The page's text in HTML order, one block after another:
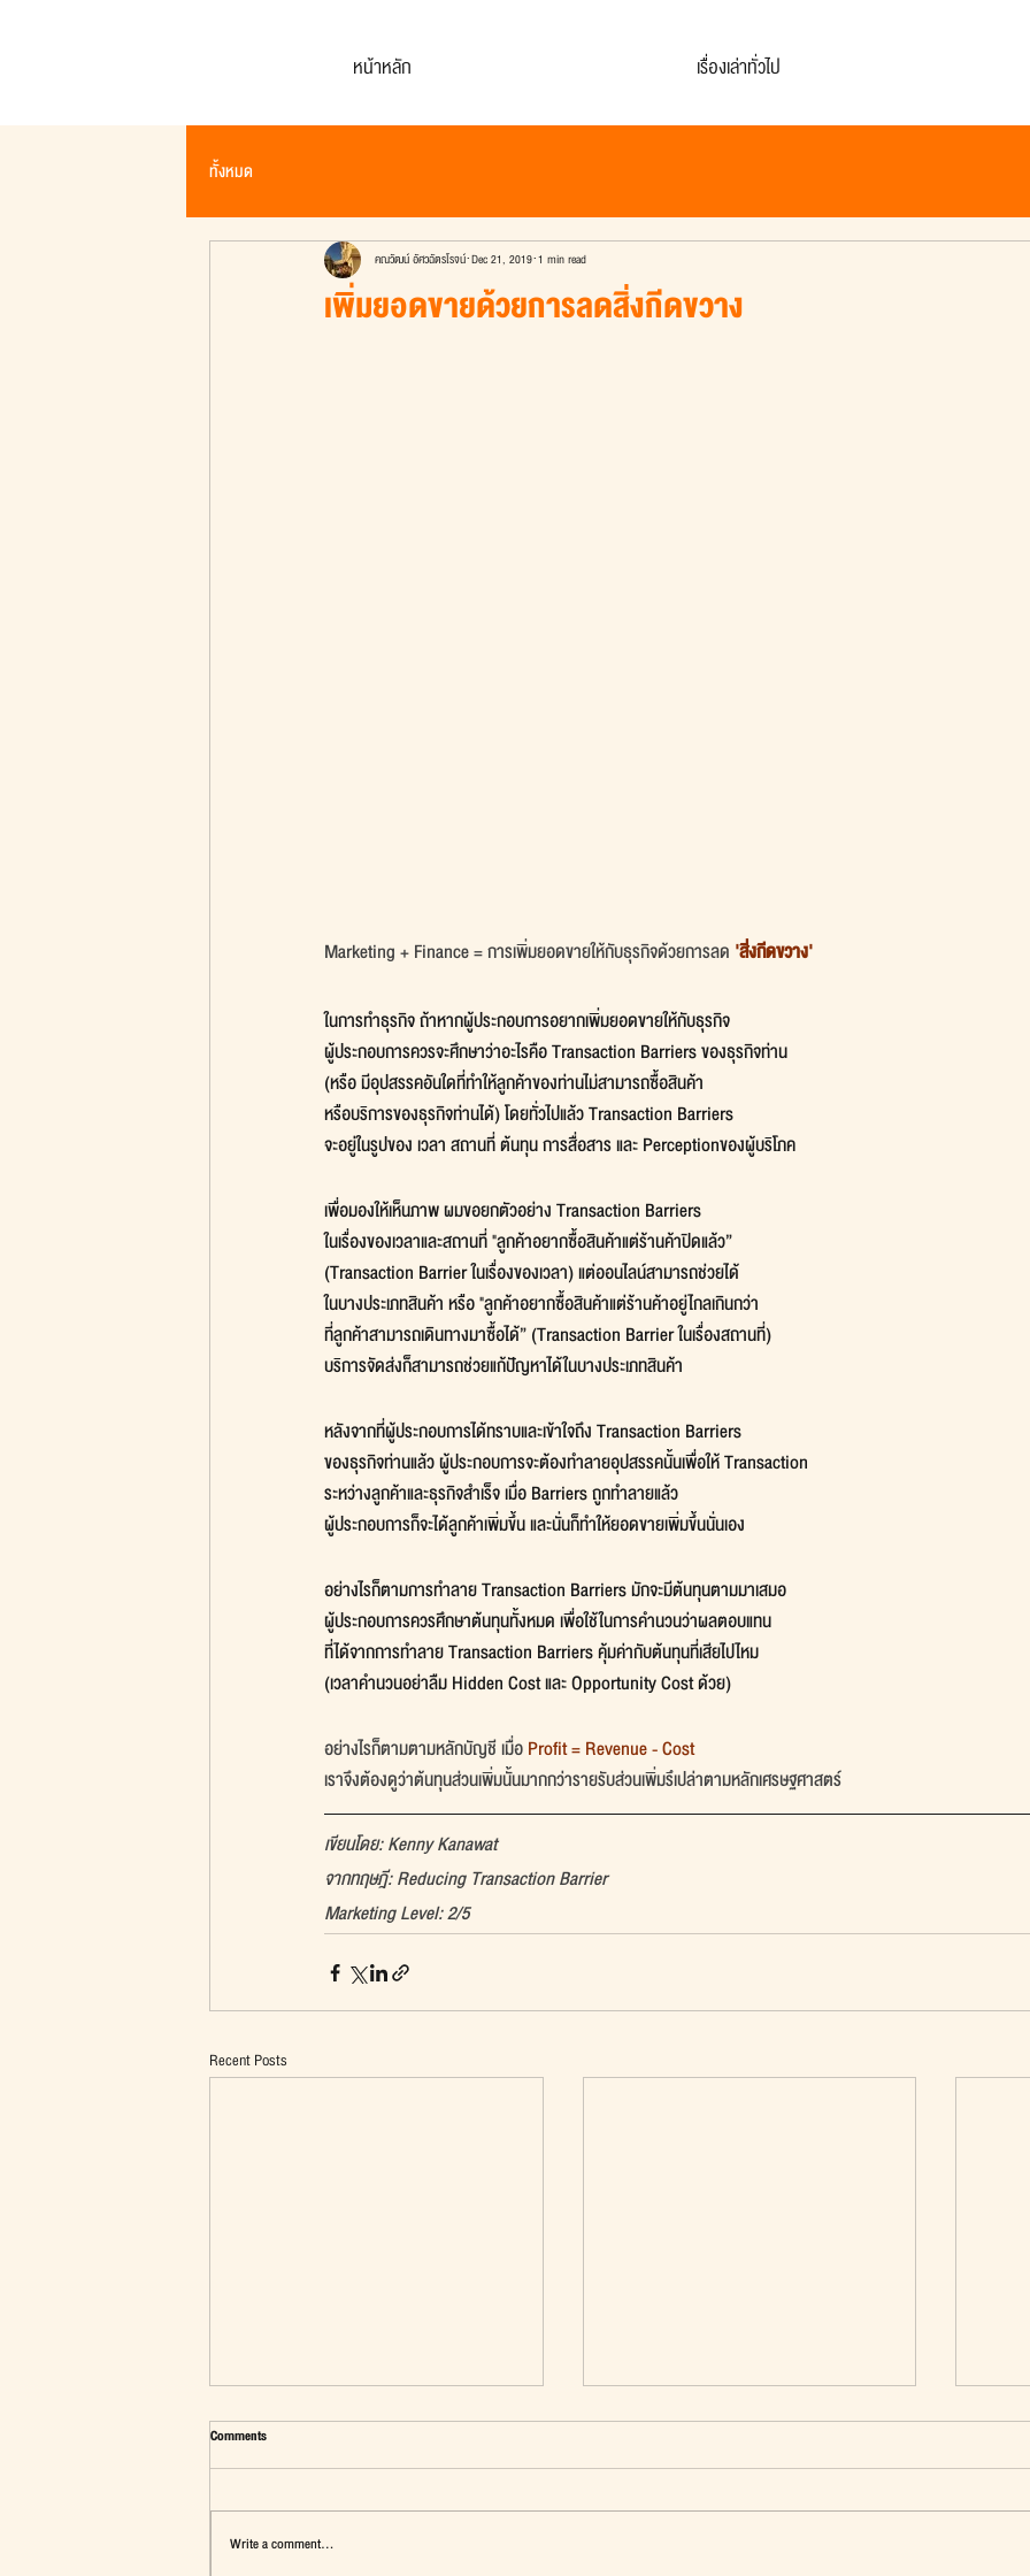
หน้าหลัก เรื่องเล่าทั่วไป
ทั้งหมด
เพิ่มยอดขายด้วยการลดสิ่งกีดขวาง
คณวัฒน์ อัศวฉัตรโรจน์ Dec 21, 2019 1 min read
Marketing + Finance = การเพิ่มยอดขายให้กับธุรกิจด้วยการลด 'สิ่งกีดขวาง'
ในการทำธุรกิจ ถ้าหากผู้ประกอบการอยากเพิ่มยอดขายให้กับธุรกิจ
ผู้ประกอบการควรจะศึกษาว่าอะไรคือ Transaction Barriers ของธุรกิจท่าน
(หรือ มีอุปสรรคอันใดที่ทำให้ลูกค้าของท่านไม่สามารถซื้อสินค้า
หรือบริการของธุรกิจท่านได้) โดยทั่วไปแล้ว Transaction Barriers
จะอยู่ในรูปของ เวลา สถานที่ ต้นทุน การสื่อสาร และ Perceptionของผู้บริโภค
เพื่อมองให้เห็นภาพ ผมขอยกตัวอย่าง Transaction Barriers
ในเรื่องของเวลาและสถานที่ "ลูกค้าอยากซื้อสินค้าแต่ร้านค้าปิดแล้ว”
(Transaction Barrier ในเรื่องของเวลา) แต่ออนไลน์สามารถช่วยได้
ในบางประเภทสินค้า หรือ "ลูกค้าอยากซื้อสินค้าแต่ร้านค้าอยู่ไกลเกินกว่า
ที่ลูกค้าสามารถเดินทางมาซื้อได้” (Transaction Barrier ในเรื่องสถานที่)
บริการจัดส่งก็สามารถช่วยแก้ปัญหาได้ในบางประเภทสินค้า
หลังจากที่ผู้ประกอบการได้ทราบและเข้าใจถึง Transaction Barriers
ของธุรกิจท่านแล้ว ผู้ประกอบการจะต้องทำลายอุปสรรคนั้นเพื่อให้ Transaction
ระหว่างลูกค้าและธุรกิจสำเร็จ เมื่อ Barriers ถูกทำลายแล้ว
ผู้ประกอบการก็จะได้ลูกค้าเพิ่มขึ้น และนั่นก็ทำให้ยอดขายเพิ่มขึ้นนั่นเอง
อย่างไรก็ตามการทำลาย Transaction Barriers มักจะมีต้นทุนตามมาเสมอ
ผู้ประกอบการควรศึกษาต้นทุนทั้งหมด เพื่อใช้ในการคำนวนว่าผลตอบแทน
ที่ได้จากการทำลาย Transaction Barriers คุ้มค่ากับต้นทุนที่เสียไปไหม
(เวลาคำนวนอย่าลืม Hidden Cost และ Opportunity Cost ด้วย)
อย่างไรก็ตามตามหลักบัญชี เมื่อ Profit = Revenue - Cost
เราจึงต้องดูว่าต้นทุนส่วนเพิ่มนั้นมากกว่ารายรับส่วนเพิ่มรึเปล่าตามหลักเศรษฐศาสตร์
เขียนโดย: Kenny Kanawat
จากทฤษฎี: Reducing Transaction Barrier
Marketing Level: 2/5
Recent Posts
Comments
Write a comment...